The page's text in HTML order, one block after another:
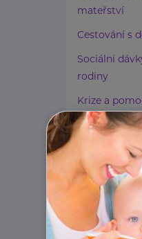
mateřství
Cestování s
Sociální
rodiny
Krize a
Paliativní
Rady a tipy
Harmonie
zdravotním
postižením